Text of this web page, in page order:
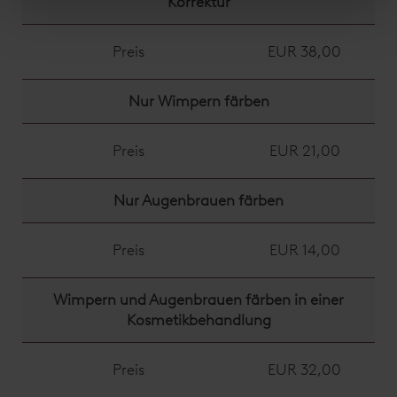
Preis EUR 38,00
Nur Wimpern färben
Preis EUR 21,00
Nur Augenbrauen färben
Preis EUR 14,00
Wimpern und Augenbrauen färben in einer
Kosmetikbehandlung
Preis EUR 32,00